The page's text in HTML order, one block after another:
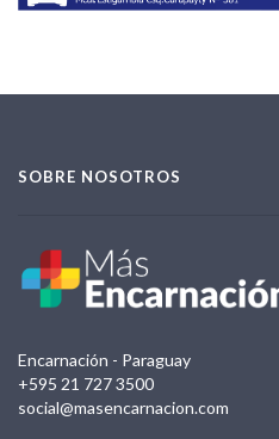
SOBRE NOSOTROS
Encarnación - Paraguay
+595 21 727 3500
social@masencarnacion.com